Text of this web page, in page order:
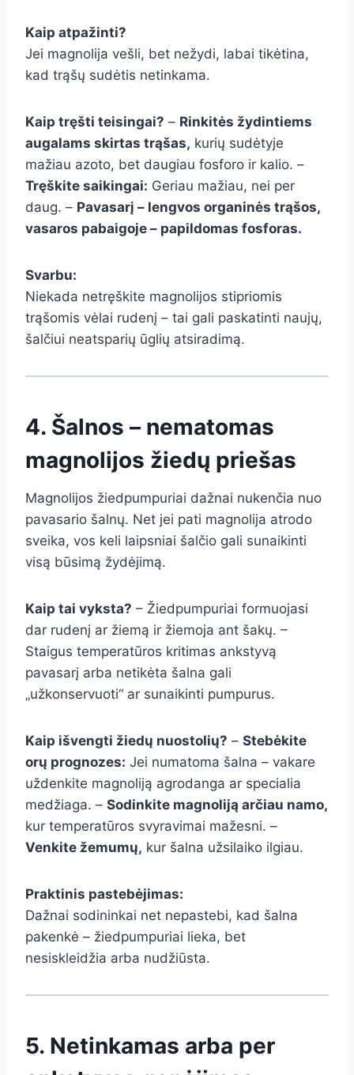
Kaip atpažinti?
Jei magnolija vešli, bet nežydi, labai tikėtina,
kad trąšų sudėtis netinkama.
Kaip tręšti teisingai? – Rinkitės žydintiems
augalams skirtas trąšas, kurių sudėtyje
mažiau azoto, bet daugiau fosforo ir kalio. –
Tręškite saikingai: Geriau mažiau, nei per
daug. – Pavasarį – lengvos organinės trąšos,
vasaros pabaigoje – papildomas fosforas.
Svarbu:
Niekada netręškite magnolijos stipriomis
trąšomis vėlai rudenį – tai gali paskatinti naujų,
šalčiui neatsparių ūglių atsiradimą.
4. Šalnos – nematomas
magnolijos žiedų priešas
Magnolijos žiedpumpuriai dažnai nukenčia nuo
pavasario šalnų. Net jei pati magnolija atrodo
sveika, vos keli laipsniai šalčio gali sunaikinti
visą būsimą žydėjimą.
Kaip tai vyksta? – Žiedpumpuriai formuojasi
dar rudenį ar žiemą ir žiemoja ant šakų. –
Staigus temperatūros kritimas ankstyvą
pavasarį arba netikėta šalna gali
„užkonservuoti“ ar sunaikinti pumpurus.
Kaip išvengti žiedų nuostolių? – Stebėkite
orų prognozes: Jei numatoma šalna – vakare
uždenkite magnoliją agrodanga ar specialia
medžiaga. – Sodinkite magnoliją arčiau namo,
kur temperatūros svyravimai mažesni. –
Venkite žemumų, kur šalna užsilaiko ilgiau.
Praktinis pastebėjimas:
Dažnai sodininkai net nepastebi, kad šalna
pakenkė – žiedpumpuriai lieka, bet
nesiskleidžia arba nudžiūsta.
5. Netinkamas arba per